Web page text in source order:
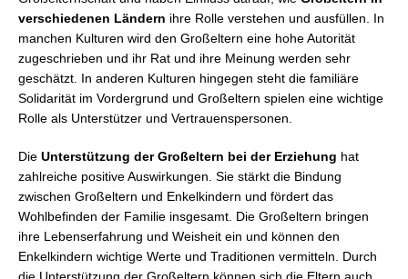
verschiedenen Ländern ihre Rolle verstehen und ausfüllen. In
manchen Kulturen wird den Großeltern eine hohe Autorität
zugeschrieben und ihr Rat und ihre Meinung werden sehr
geschätzt. In anderen Kulturen hingegen steht die familiäre
Solidarität im Vordergrund und Großeltern spielen eine wichtige
Rolle als Unterstützer und Vertrauenspersonen.
Die Unterstützung der Großeltern bei der Erziehung hat
zahlreiche positive Auswirkungen. Sie stärkt die Bindung
zwischen Großeltern und Enkelkindern und fördert das
Wohlbefinden der Familie insgesamt. Die Großeltern bringen
ihre Lebenserfahrung und Weisheit ein und können den
Enkelkindern wichtige Werte und Traditionen vermitteln. Durch